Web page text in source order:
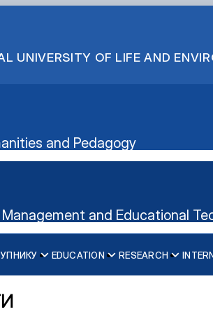
UNIVERSITY OF LIFE AND
and Pedagogy
and Educational
магістратури
EDUCATION
courses
RESEARCH
освіта - аспірантура